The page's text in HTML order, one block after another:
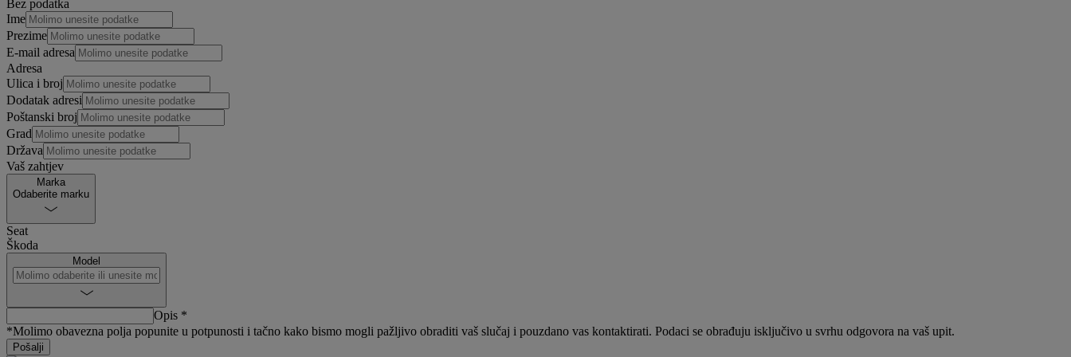
Bez podatka
Ime
Prezime
E-mail adresa
Adresa
Ulica i broj
Dodatak adresi
Poštanski broj
Grad
Država
Vaš zahtjev
Marka
Odaberite marku
Seat
Škoda
Model
Opis *
*Molimo obavezna polja popunite u potpunosti i tačno kako bismo mogli pažljivo obraditi vaš slučaj i pouzdano vas kontaktirati. Podaci se obrađuju isključivo u svrhu odgovora na vaš upit.
Pošalji